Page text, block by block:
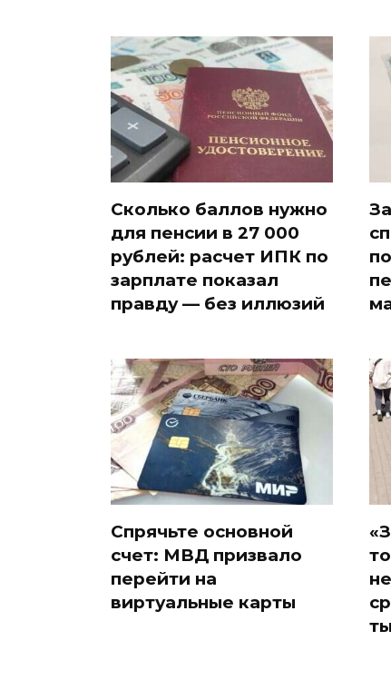
Сколько баллов нужно
для пенсии в 27 000
рублей: расчет ИПК по
зарплате показал
правду — без иллюзий
Спрячьте основной
счет: МВД призвало
перейти на
виртуальные карты